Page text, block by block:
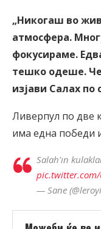
„Никогаш во
атмосфера.
фокусираме.
тешко одеше.
изјави Салах по
Ливерпул по две
има една победи
Salah'ın
pic.twitter.com/
— Sane